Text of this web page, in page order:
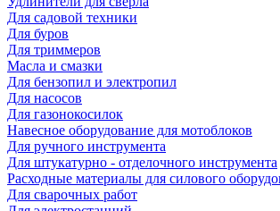
Для садовой техники
Для буров
Для триммеров
Масла и смазки
Для бензопил и электропил
Для насосов
Для газонокосилок
Навесное оборудование для мотоблоков
Для ручного инструмента
Для штукатурно - отделочного инструмента
Расходные материалы для силового
Для сварочных работ